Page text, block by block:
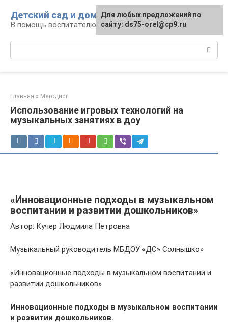
контенту
Детский сад и дом
В помощь воспитателю и родителям
Главная » Методист
Использование игровых технологий на
музыкальных занятиях в доу
«Инновационные подходы в музыкальном
воспитании и развитии дошкольников»
Автор: Кучер Людмила Петровна
Музыкальный руководитель МБДОУ «ДС» Солнышко»
«Инновационные подходы в музыкальном воспитании и
развитии дошкольников»
Инновационные подходы в музыкальном воспитании
и развитии дошкольников.
Для любых предложений по
сайту: ds75-orel@cp9.ru